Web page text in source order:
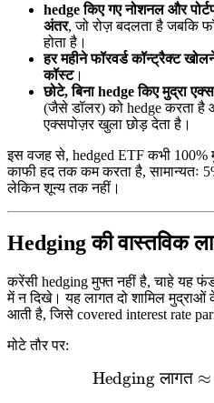
hedge किए गए नोशनल और
अंतर, जो रोज़ बदलता है जबकि
होता है।
हर महीने फॉरवर्ड कॉन्ट्रैक्ट
कॉस्ट।
छोटे, बिना hedge किए मुद्रा
(जैसे डॉलर) को hedge करता है
एक्सपोज़र खुला छोड़ देता है।
इस वजह से, hedged ETF कभी 100%
काफी हद तक कम करता है, सामान्यतः
लेकिन शून्य तक नहीं।
Hedging की वास्तविक
करेंसी hedging मुफ्त नहीं है, चाहे
में न दिखे। यह लागत दो शामिल
आती है, जिसे covered interest rate
मोटे तौर पर:
Hedgingलागत ≈